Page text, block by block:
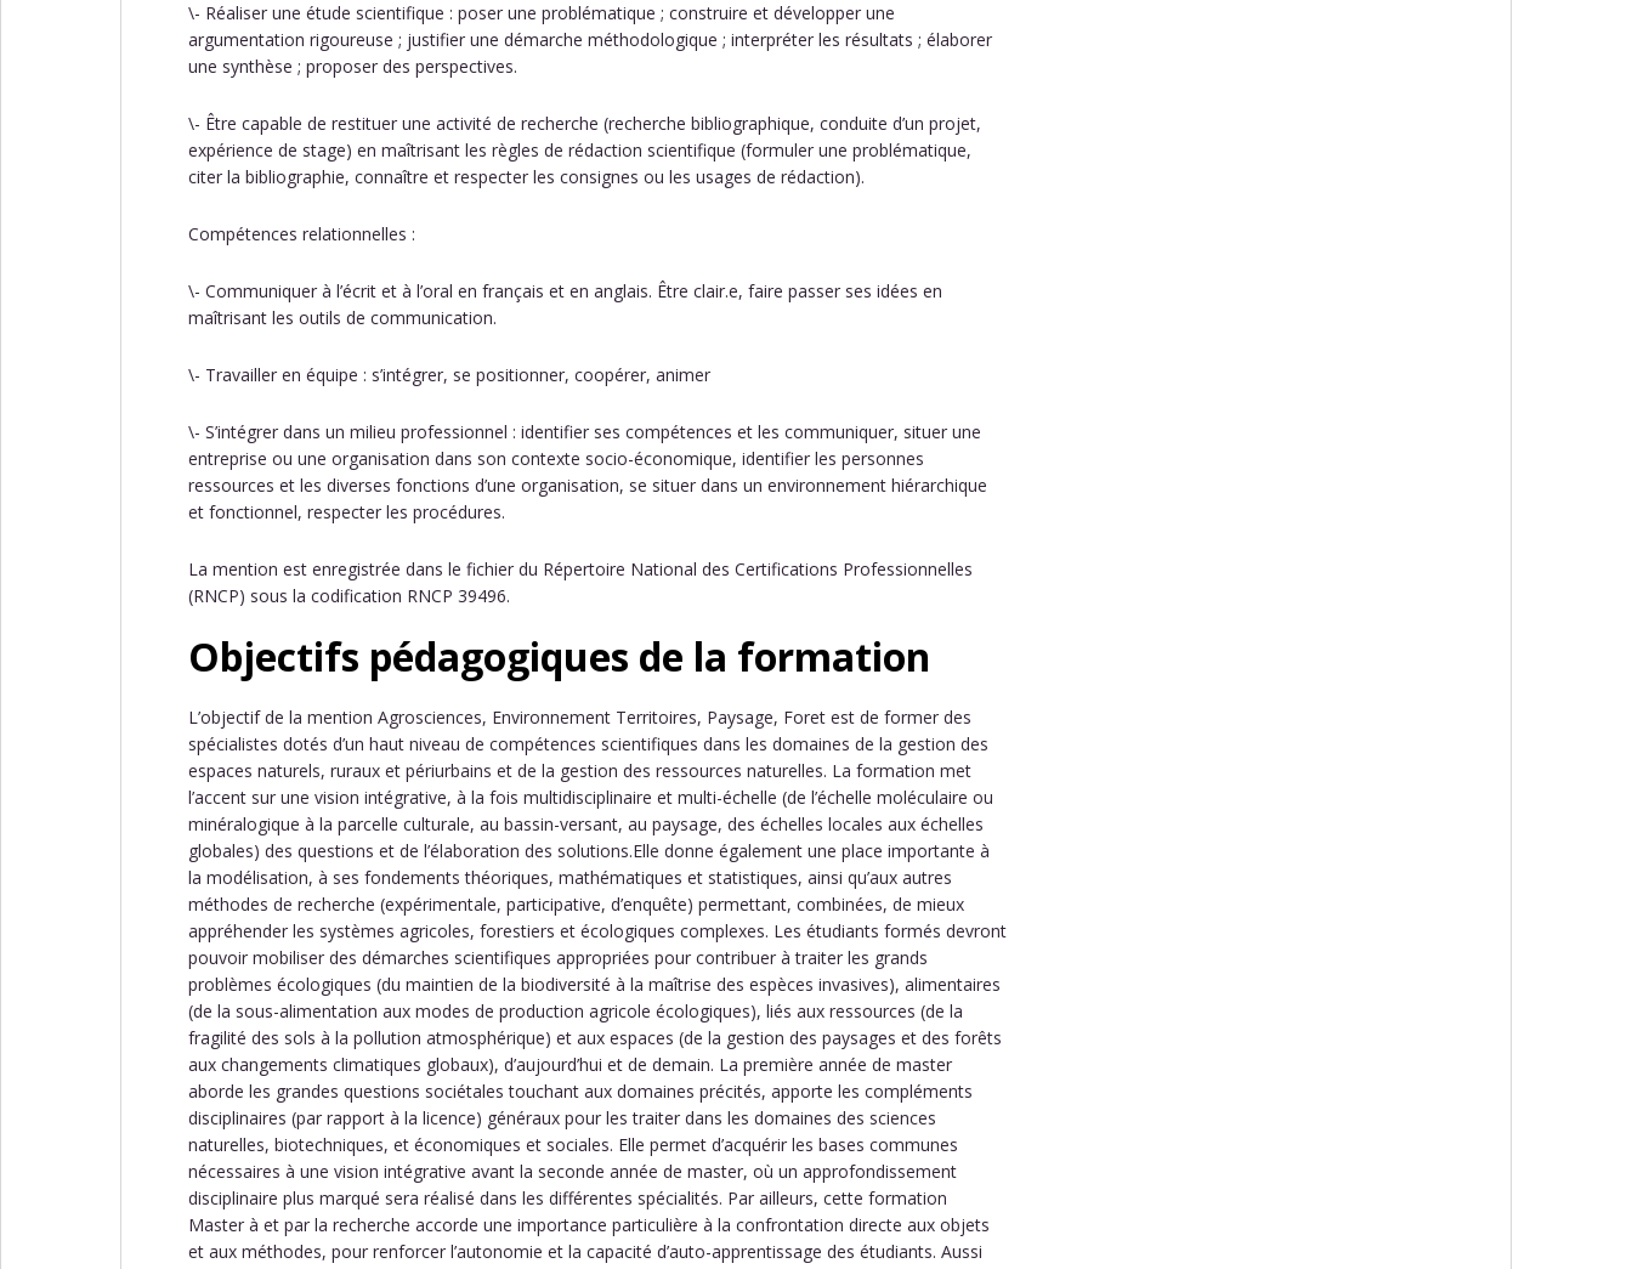
\- Réaliser une étude scientifique : poser une problématique ; construire et développer une
argumentation rigoureuse ; justifier une démarche méthodologique ; interpréter les résultats ; élaborer
une synthèse ; proposer des perspectives.
\- Être capable de restituer une activité de recherche (recherche bibliographique, conduite d’un projet,
expérience de stage) en maîtrisant les règles de rédaction scientifique (formuler une problématique,
citer la bibliographie, connaître et respecter les consignes ou les usages de rédaction).
Compétences relationnelles :
\- Communiquer à l’écrit et à l’oral en français et en anglais. Être clair.e, faire passer ses idées en
maîtrisant les outils de communication.
\- Travailler en équipe : s’intégrer, se positionner, coopérer, animer
\- S’intégrer dans un milieu professionnel : identifier ses compétences et les communiquer, situer une
entreprise ou une organisation dans son contexte socio-économique, identifier les personnes
ressources et les diverses fonctions d’une organisation, se situer dans un environnement hiérarchique
et fonctionnel, respecter les procédures.
La mention est enregistrée dans le fichier du Répertoire National des Certifications Professionnelles
(RNCP) sous la codification RNCP 39496.
Objectifs pédagogiques de la formation
L’objectif de la mention Agrosciences, Environnement Territoires, Paysage, Foret est de former des
spécialistes dotés d’un haut niveau de compétences scientifiques dans les domaines de la gestion des
espaces naturels, ruraux et périurbains et de la gestion des ressources naturelles. La formation met
l’accent sur une vision intégrative, à la fois multidisciplinaire et multi-échelle (de l’échelle moléculaire ou
minéralogique à la parcelle culturale, au bassin-versant, au paysage, des échelles locales aux échelles
globales) des questions et de l’élaboration des solutions.Elle donne également une place importante à
la modélisation, à ses fondements théoriques, mathématiques et statistiques, ainsi qu’aux autres
méthodes de recherche (expérimentale, participative, d’enquête) permettant, combinées, de mieux
appréhender les systèmes agricoles, forestiers et écologiques complexes. Les étudiants formés devront
pouvoir mobiliser des démarches scientifiques appropriées pour contribuer à traiter les grands
problèmes écologiques (du maintien de la biodiversité à la maîtrise des espèces invasives), alimentaires
(de la sous-alimentation aux modes de production agricole écologiques), liés aux ressources (de la
fragilité des sols à la pollution atmosphérique) et aux espaces (de la gestion des paysages et des forêts
aux changements climatiques globaux), d’aujourd’hui et de demain. La première année de master
aborde les grandes questions sociétales touchant aux domaines précités, apporte les compléments
disciplinaires (par rapport à la licence) généraux pour les traiter dans les domaines des sciences
naturelles, biotechniques, et économiques et sociales. Elle permet d’acquérir les bases communes
nécessaires à une vision intégrative avant la seconde année de master, où un approfondissement
disciplinaire plus marqué sera réalisé dans les différentes spécialités. Par ailleurs, cette formation
Master à et par la recherche accorde une importance particulière à la confrontation directe aux objets
et aux méthodes, pour renforcer l’autonomie et la capacité d’auto-apprentissage des étudiants. Aussi